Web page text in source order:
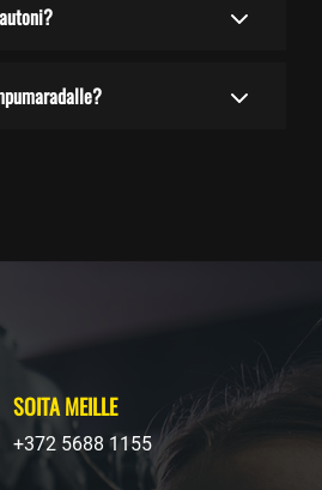
SOITA MEILLE
+372 5688 1155